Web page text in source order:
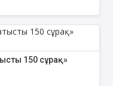
150 сұрақ»